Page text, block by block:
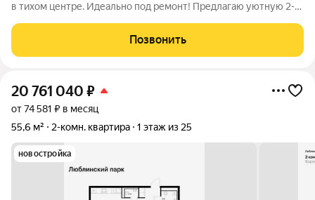
в тихом центре. Идеально под ремонт! Предлагаю уютную 2-
панельного дома. Это вариант для тех, кто ценит тишину,
развитую
Позвонить
20 761 040 ₽
от 74 581 ₽ в месяц
55,6 м²
2-комн. квартира 1 этаж из 25
новостройка